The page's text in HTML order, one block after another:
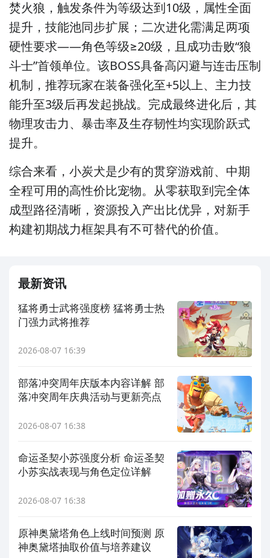
焚火狼，触发条件为等级达到10级，属性全面
提升，技能池同步扩展；二次进化需满足两项
硬性要求——角色等级≥20级，且成功击败“狼
斗士”首领单位。该BOSS具备高闪避与连击压制
机制，推荐玩家在装备强化至+5以上、主力技
能升至3级后再发起挑战。完成最终进化后，其
物理攻击力、暴击率及生存韧性均实现阶跃式
提升。
综合来看，小炭犬是少有的贯穿游戏前、中期
全程可用的高性价比宠物。从零获取到完全体
成型路径清晰，资源投入产出比优异，对新手
构建初期战力框架具有不可替代的价值。
最新资讯
猛将勇士武将强度榜 猛将勇士热
门强力武将推荐
2026-08-07 16:39
部落冲突周年庆版本内容详解 部
落冲突周年庆典活动与更新亮点
2026-08-07 16:38
命运圣契小苏强度分析 命运圣契
小苏实战表现与角色定位详解
2026-08-07 16:38
原神奥黛塔角色上线时间预测 原
神奥黛塔抽取价值与培养建议